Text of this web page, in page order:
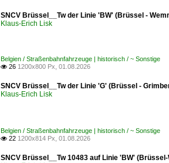
SNCV Brüssel__Tw der Linie 'BW' (Brüssel -
Klaus-Erich Lisk
Belgien / Straßenbahnfahrzeuge | historisch / ~ Sonstige
 26 1200x800 Px, 01.08.2026
SNCV Brüssel__Tw der Linie 'G' (Brüssel -
Klaus-Erich Lisk
Belgien / Straßenbahnfahrzeuge | historisch / ~ Sonstige
 22 1200x814 Px, 01.08.2026
SNCV Brüssel__Tw 10483 auf Linie 'BW'